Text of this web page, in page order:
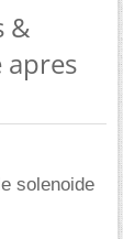
&
apres
solenoide